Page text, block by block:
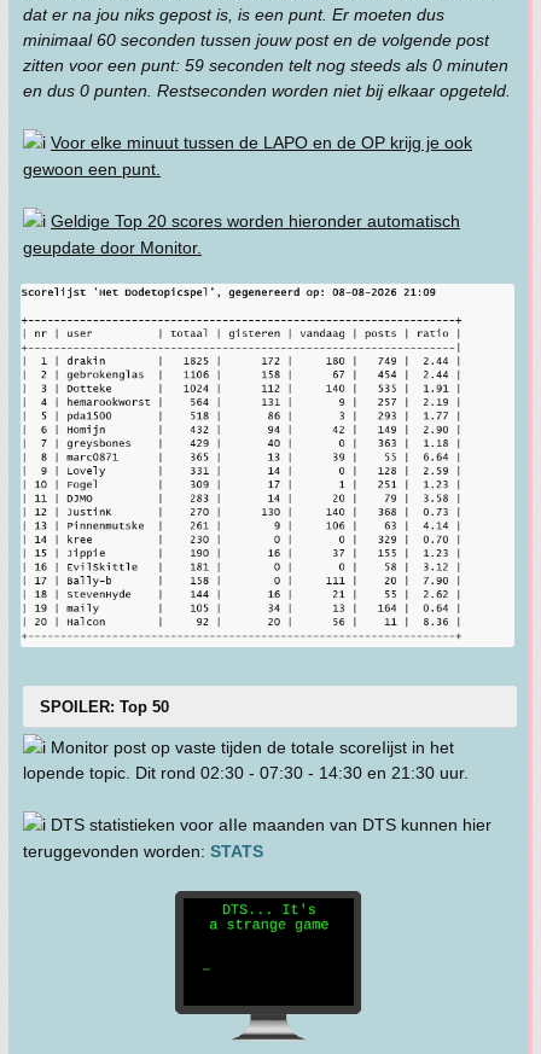
dat er na jou niks gepost is, is een punt. Er moeten dus
minimaal 60 seconden tussen jouw post en de volgende post
zitten voor een punt: 59 seconden telt nog steeds als 0 minuten
en dus 0 punten. Restseconden worden niet bij elkaar opgeteld.
Voor elke minuut tussen de LAPO en de OP krijg je ook
gewoon een punt.
Geldige Top 20 scores worden hieronder automatisch
geupdate door Monitor.
SPOILER: Top 50
Monitor post op vaste tijden de totaIe scoreIijst in het
lopende topic. Dit rond 02:30 - 07:30 - 14:30 en 21:30 uur.
DTS statistieken voor aIIe maanden van DTS kunnen hier
teruggevonden worden: STATS